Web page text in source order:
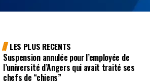
LES PLUS RECENTS
Suspension annulée pour l’employée de
l’université d’Angers qui avait traité ses
chefs de “chiens”